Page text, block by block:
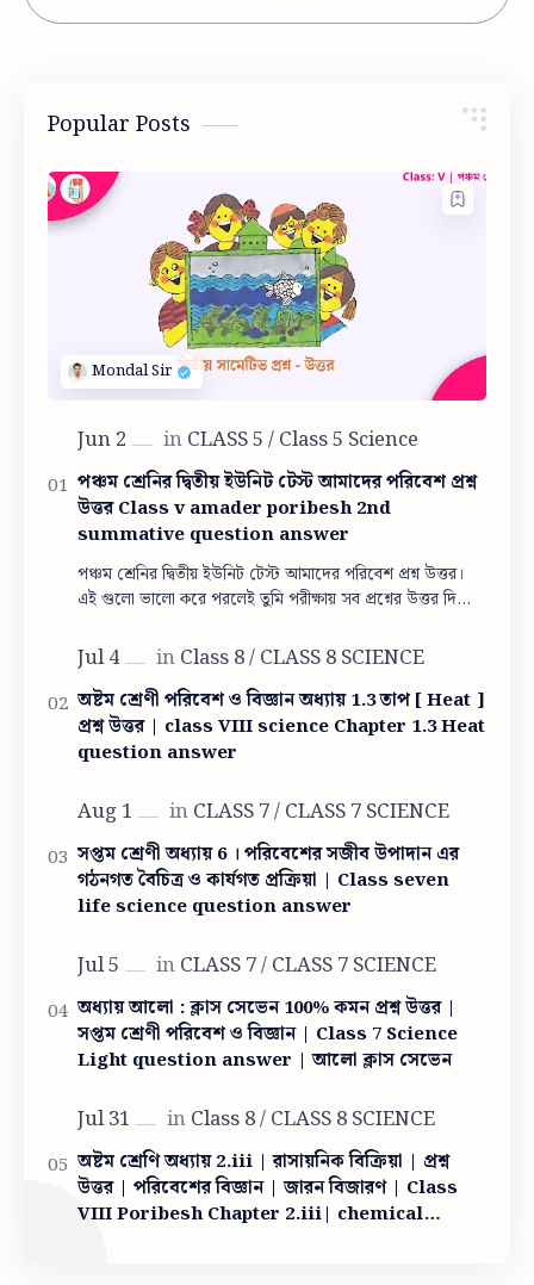
Popular Posts
পঞ্চম শ্রেনির দ্বিতীয় ইউনিট টেস্ট আমাদের পরিবেশ প্রশ্ন
উত্তর Class v amader poribesh 2nd
summative question answer
পঞ্চম শ্রেনির দ্বিতীয় ইউনিট টেস্ট আমাদের পরিবেশ প্রশ্ন উত্তর।
এই গুলো ভালো করে পরলেই তুমি পরীক্ষায় সব প্রশ্নের উত্তর দিতে
অষ্টম শ্রেণী পরিবেশ ও বিজ্ঞান অধ্যায় 1.3 তাপ [ Heat ]
প্রশ্ন উত্তর | class VIII science Chapter 1.3 Heat
question answer
সপ্তম শ্রেণী অধ্যায় 6 । পরিবেশের সজীব উপাদান এর
গঠনগত বৈচিত্র ও কার্যগত প্রক্রিয়া | Class seven
life science question answer
অধ্যায় আলো : ক্লাস সেভেন 100% কমন প্রশ্ন উত্তর |
সপ্তম শ্রেণী পরিবেশ ও বিজ্ঞান | Class 7 Science
Light question answer | আলো ক্লাস সেভেন
অষ্টম শ্রেণি অধ্যায় 2.iii | রাসায়নিক বিক্রিয়া | প্রশ্ন
উত্তর | পরিবেশের বিজ্ঞান | জারন বিজারণ | Class
VIII Poribesh Chapter 2.iii| chemical